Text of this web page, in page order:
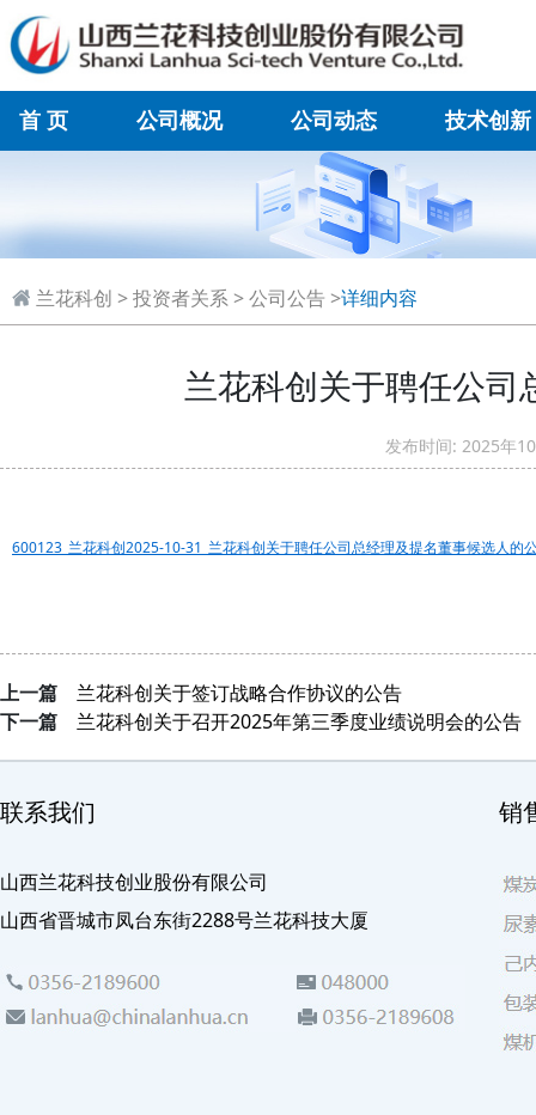
首 页 公司概况 公司动态
技术创新
兰花科创 >投资者关系>公司公告 >详细内容
兰花科创关于聘任公
发布时间: 2025
600123_兰花科创2025-10-31_兰花科创关于聘任公司总经理及提名董事候选人的
上一篇
兰花科创关于签订战略合作协议的公告
下一篇
兰花科创关于召开2025年第三季度业绩说明会的公告
联系我们
山西兰花科技创业股份有限公司
山西省晋城市凤台东街2288号兰花科技大厦
销